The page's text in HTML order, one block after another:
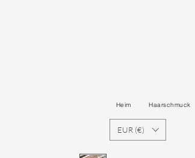
Heim Haarschmuck
EUR (€)